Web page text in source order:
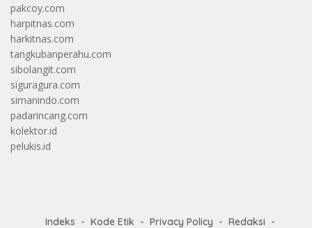
pakcoy.com
harpitnas.com
harkitnas.com
tangkubanperahu.com
sibolangit.com
siguragura.com
simanindo.com
padarincang.com
kolektor.id
pelukis.id
Indeks Kode Etik Privacy Policy Redaksi